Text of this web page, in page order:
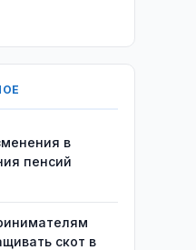
в
пенсий
скот в